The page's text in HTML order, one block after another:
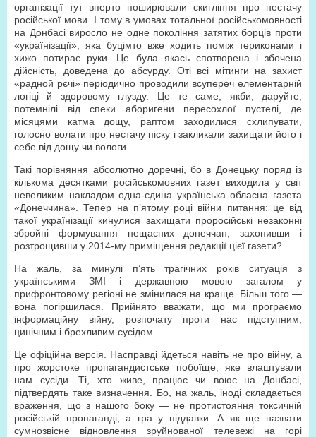
організації тут вперто поширювали скигління про нестачу
російської мови. І тому в умовах тотальної російськомовності
на Донбасі виросло не одне покоління затятих борців проти
«українізації», яка буцімто вже ходить поміж териконами і
хижо потирає руки. Це була якась спотворена і збочена
дійсність, доведена до абсурду. Оті всі мітинги на захист
«радной рєчі» періодично проводили всупереч елементарній
логіці й здоровому глузду. Це те саме, якби, даруйте,
потемнілі від спеки аборигени пересохлої пустелі, де
місяцями катма дощу, раптом заходилися схлипувати,
голосно волати про нестачу піску і закликали захищати його і
себе від дощу чи вологи.
Такі порівняння абсолютно доречні, бо в Донецьку поряд із
кількома десятками російськомовних газет виходила у світ
невеликим накладом одна-єдина українська обласна газета
«Донеччина». Тепер на п’ятому році війни питання: це від
такої українізації кинулися захищати проросійські незаконні
збройні формування нещасних донеччан, захопивши і
розтрощивши у 2014-му приміщення редакції цієї газети?
На жаль, за минулі п’ять трагічних років ситуація з
українськими ЗМІ і державною мовою загалом у
прифронтовому регіоні не змінилася на краще. Більш того —
вона погіршилася. Прийнято вважати, що ми програємо
інформаційну війну, розпочату проти нас підступним,
цинічним і брехливим сусідом.
Це офіційна версія. Насправді йдеться навіть не про війну, а
про жорстоке пропагандистське побоїще, яке влаштували
нам сусіди. Ті, хто живе, працює чи воює на Донбасі,
підтвердять таке визначення. Бо, на жаль, іноді складається
враження, що з нашого боку — не протистояння токсичній
російській пропаганді, а гра у піддавки. А як ще назвати
сумнозвісне відновлення зруйнованої телевежі на горі